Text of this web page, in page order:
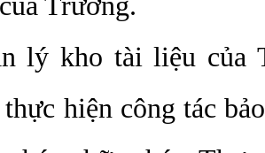
lý kho tài liệu của
hiện công tác